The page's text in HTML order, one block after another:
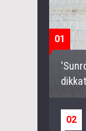
01
02